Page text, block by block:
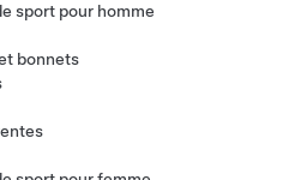
sport pour homme
bonnets